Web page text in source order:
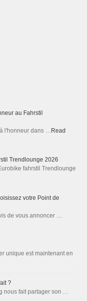
au Fahrstil
l'honneur dans … Read
Trendlounge 2026
fahrstil Trendlounge
votre Point de
de vous annoncer …
unique est maintenant en
?
nous fait partager son …